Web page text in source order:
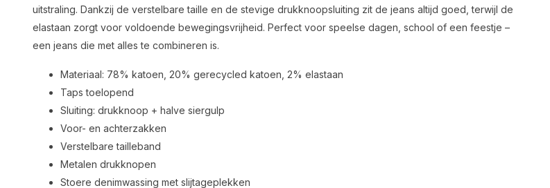
uitstraling. Dankzij de verstelbare taille en de stevige drukknoopsluiting zit de jeans altijd goed, terwijl de
elastaan zorgt voor voldoende bewegingsvrijheid. Perfect voor speelse dagen, school of een feestje –
een jeans die met alles te combineren is.
Materiaal: 78% katoen, 20% gerecycled katoen, 2% elastaan
Taps toelopend
Sluiting: drukknoop + halve siergulp
Voor- en achterzakken
Verstelbare tailleband
Metalen drukknopen
Stoere denimwassing met slijtageplekken